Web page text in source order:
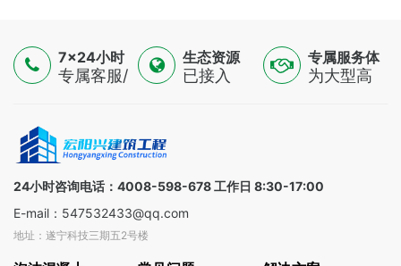
7×24小时
服务
专属客服/
三线支持
生态资源
已接入
专属服务体
验
为大型高
24小时咨询电话：4008-598-678 工作日 8:30-17:00
E-mail：547532433@qq.com
地址：遂宁科技三期五2号楼